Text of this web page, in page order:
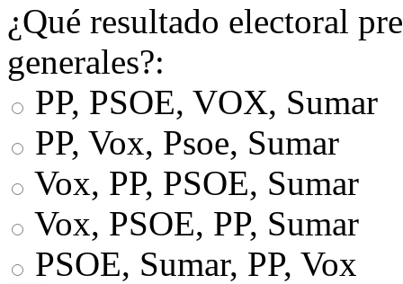
¿Qué resultado electoral
generales?:
PP, PSOE, VOX, Sumar
PP, Vox, Psoe, Sumar
Vox, PP, PSOE, Sumar
Vox, PSOE, PP, Sumar
PSOE, Sumar, PP, Vox